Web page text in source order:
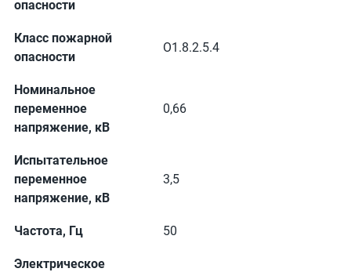
опасности
Класс пожарной
опасности
О1.8.2.5.4
Номинальное
переменное
напряжение, кВ
0,66
Испытательное
переменное
напряжение, кВ
3,5
Частота, Гц 50
Электрическое